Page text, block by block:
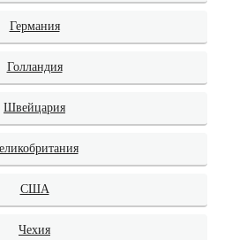
Германия
Голландия
Швейцария
США
Чехия